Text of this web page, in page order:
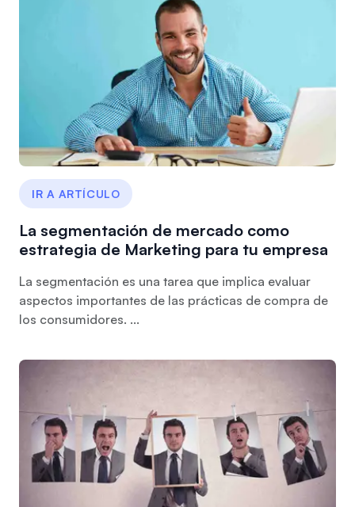
IR A ARTÍCULO
La segmentación de mercado como
estrategia de Marketing para tu empresa
La segmentación es una tarea que implica evaluar
aspectos importantes de las prácticas de compra de
los consumidores. ...